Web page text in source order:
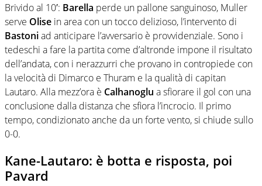
Brivido al 10′: Barella perde un pallone sanguinoso, Muller
serve Olise in area con un tocco delizioso, l’intervento di
Bastoniad anticipare l’avversario è provvidenziale. Sono i
tedeschi a fare la partita come d’altronde impone il risultato
dell’andata, con i nerazzurri che provano in contropiede con
la velocità di Dimarco e Thuram e la qualità di capitan
Lautaro. Alla mezz’ora è Calhanoglu a sfiorare il gol con una
conclusione dalla distanza che sfiora l’incrocio. Il primo
tempo, condizionato anche da un forte vento, si chiude sullo
0-0.
Kane-Lautaro: è botta e risposta, poi
Pavard